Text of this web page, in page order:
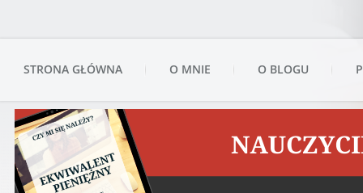
STRONA GŁÓWNA O MNIE O BLOGU